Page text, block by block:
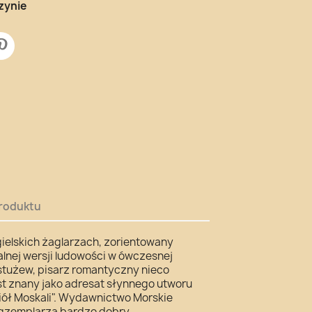
żaglarzach, zorientowany
wersji ludowości w ówczesnej
pisarz romantyczny nieco
znany jako adresat słynnego utworu
Moskali". Wydawnictwo Morskie